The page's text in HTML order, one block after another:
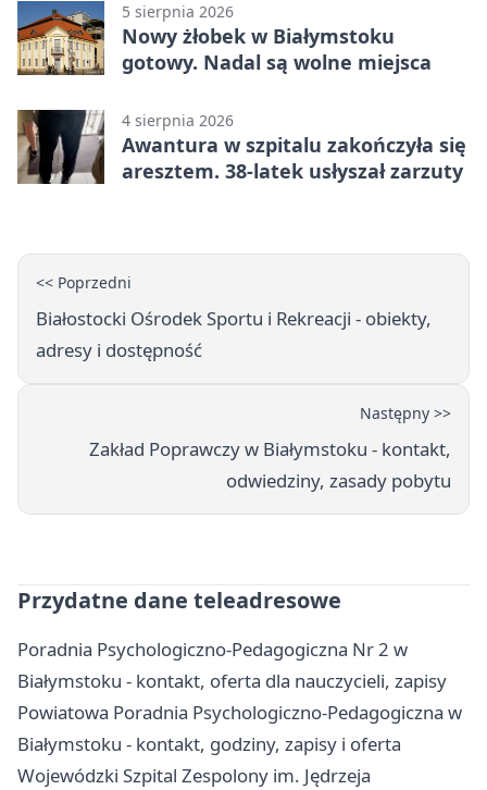
5 sierpnia 2026
Nowy żłobek w Białymstoku
gotowy. Nadal są wolne miejsca
4 sierpnia 2026
Awantura w szpitalu zakończyła się
aresztem. 38-latek usłyszał zarzuty
<< Poprzedni
Białostocki Ośrodek Sportu i Rekreacji - obiekty,
adresy i dostępność
Następny >>
Zakład Poprawczy w Białymstoku - kontakt,
odwiedziny, zasady pobytu
Przydatne dane teleadresowe
Poradnia Psychologiczno-Pedagogiczna Nr 2 w
Białymstoku - kontakt, oferta dla nauczycieli, zapisy
Powiatowa Poradnia Psychologiczno-Pedagogiczna w
Białymstoku - kontakt, godziny, zapisy i oferta
Wojewódzki Szpital Zespolony im. Jędrzeja